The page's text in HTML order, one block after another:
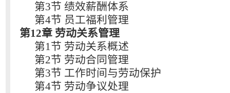
第3节 绩效薪酬体系
第4节 员工福利管理
第12章 劳动关系管理
第1节 劳动关系概述
第2节 劳动合同管理
第3节 工作时间与劳动保护
第4节 劳动争议处理